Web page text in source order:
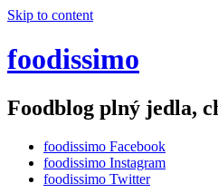
Skip to content
foodissimo
Foodblog plný jedla,
foodissimo Facebook
foodissimo Instagram
foodissimo Twitter